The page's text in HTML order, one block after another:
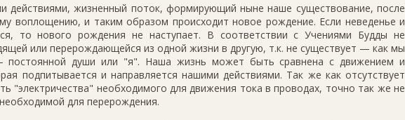
действиями, жизненный поток, формирующий ныне наше существование, после
воплощению, и таким образом происходит новое рождение. Если неведенье и
то нового рождения не наступает. В соответствии с Учениями Будды не
или перерождающейся из одной жизни в другую, т.к. не существует — как мы
постоянной души или "я". Наша жизнь может быть сравнена с движением и
подпитывается и направляется нашими действиями. Так же как отсутствует
"электричества" необходимого для движения тока в проводах, точно так же не
для перерождения.